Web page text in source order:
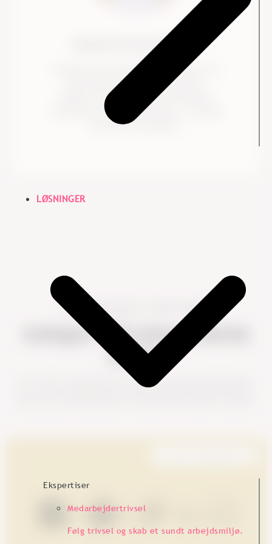
LØSNINGER
Ekspertiser
Medarbejdertrivsel
Følg trivsel og skab et sundt arbejdsmiljø.
Stephanie Semay Bäckström
Stephanie Semay Bäckström, Director of
Leadership & Team Development,
arbejder med organisationsudvikling,
evaluering, proceskonsultation, coaching
og kreativitetsledelse.
Skal vi tage den et skridt videre?
Indsigter HR-ledere faktisk
bruger
Kort. Klart. Og baseret på virkelige ledelsesudfordringer.